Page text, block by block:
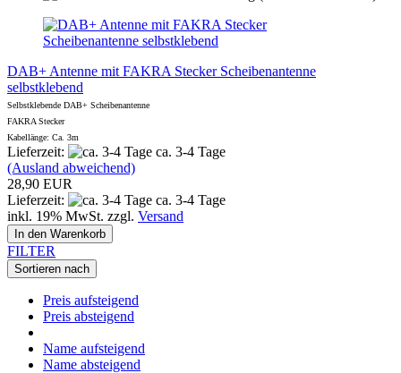
DAB+ Antenne mit FAKRA Stecker Scheibenantenne
selbstklebend
Selbstklebende DAB+ Scheibenantenne
FAKRA Stecker
Kabellänge: Ca. 3m
Lieferzeit:
ca. 3-4 Tage
(Ausland abweichend)
28,90 EUR
Lieferzeit:
ca. 3-4 Tage
inkl. 19% MwSt. zzgl. Versand
In den Warenkorb
FILTER
Sortieren nach
Preis aufsteigend
Preis absteigend
Name aufsteigend
Name absteigend